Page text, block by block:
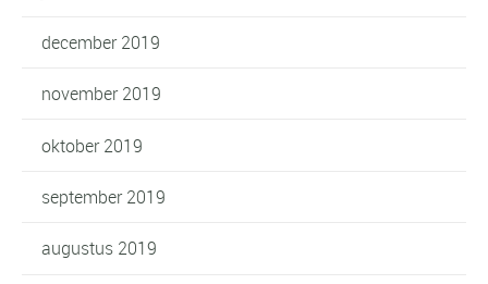
december 2019
november 2019
oktober 2019
september 2019
augustus 2019